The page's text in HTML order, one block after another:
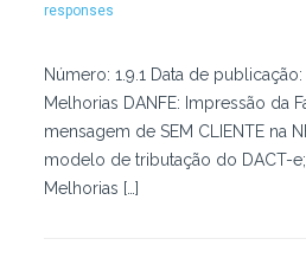
responses
Número: 1.9.1 Data de
Melhorias DANFE: Impressão da
mensagem de SEM CLIENTE na
modelo de tributação do DACT-
Melhorias […]